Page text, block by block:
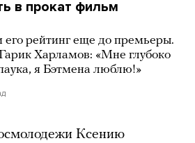
в прокат фильм
рейтинг еще до премьеры.
Харламов: «Мне глубоко
я Бэтмена люблю!»
Ксению